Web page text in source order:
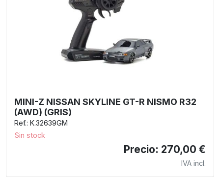
MINI-Z NISSAN SKYLINE GT-R NISMO R32
(AWD) (GRIS)
Ref.: K.32639GM
Sin stock
Precio: 270,00 €
IVA incl.